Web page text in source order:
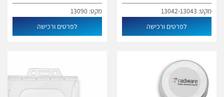
מקט: 13042-13043
לפרטים ורכישה
מקט: 13090
לפרטים ורכישה